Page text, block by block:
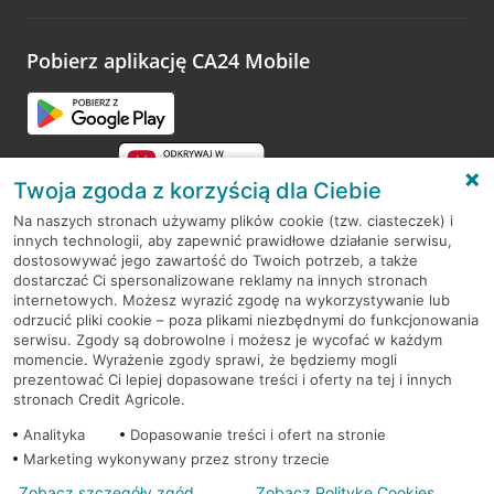
opinie.
Pobierz aplikację CA24 Mobile
RODO
Regulamin serwisu
Mapa serwisu
PolitykaCookies
Twoja zgoda z korzyścią dla Ciebie
Na naszych stronach używamy plików cookie (tzw. ciasteczek) i
innych technologii, aby zapewnić prawidłowe działanie serwisu,
dostosowywać jego zawartość do Twoich potrzeb, a także
dostarczać Ci spersonalizowane reklamy na innych stronach
internetowych. Możesz wyrazić zgodę na wykorzystywanie lub
odrzucić pliki cookie – poza plikami niezbędnymi do funkcjonowania
serwisu. Zgody są dobrowolne i możesz je wycofać w każdym
momencie. Wyrażenie zgody sprawi, że będziemy mogli
prezentować Ci lepiej dopasowane treści i oferty na tej i innych
stronach Credit Agricole.
Analityka
Dopasowanie treści i ofert na stronie
Marketing wykonywany przez strony trzecie